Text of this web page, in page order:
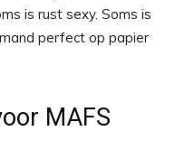
is rust sexy. Soms is
perfect op papier
MAFS